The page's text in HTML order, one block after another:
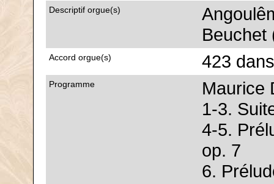
Descriptif orgue(s)
Beuchet
Accord orgue(s) 423
Programme
Maurice
1-3.
4-5.
op. 7
6.